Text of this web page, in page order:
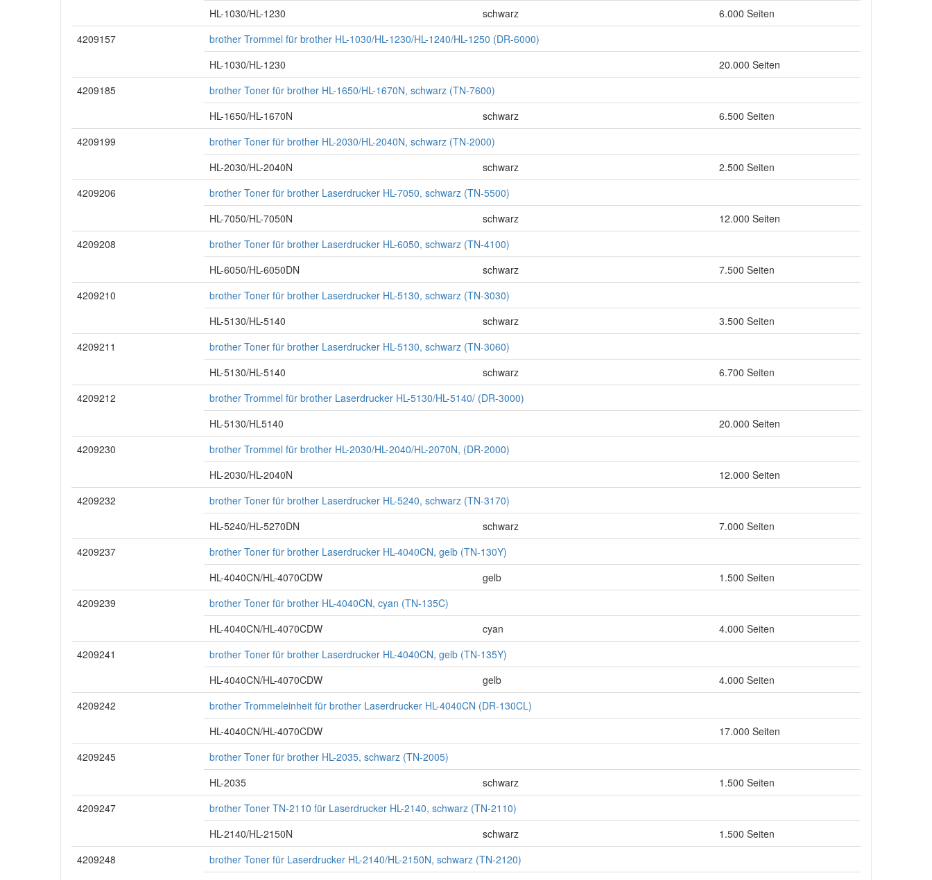
HL-1030/HL-1230
schwarz
6.000 Seiten
4209157
brother Trommel für brother HL-1030/HL-1230/HL-1240/HL-1250 (DR-6000)
HL-1030/HL-1230
20.000 Seiten
4209185
brother Toner für brother HL-1650/HL-1670N, schwarz (TN-7600)
HL-1650/HL-1670N
schwarz
6.500 Seiten
4209199
brother Toner für brother HL-2030/HL-2040N, schwarz (TN-2000)
HL-2030/HL-2040N
schwarz
2.500 Seiten
4209206
brother Toner für brother Laserdrucker HL-7050, schwarz (TN-5500)
HL-7050/HL-7050N
schwarz
12.000 Seiten
4209208
brother Toner für brother Laserdrucker HL-6050, schwarz (TN-4100)
HL-6050/HL-6050DN
schwarz
7.500 Seiten
4209210
brother Toner für brother Laserdrucker HL-5130, schwarz (TN-3030)
HL-5130/HL-5140
schwarz
3.500 Seiten
4209211
brother Toner für brother Laserdrucker HL-5130, schwarz (TN-3060)
HL-5130/HL-5140
schwarz
6.700 Seiten
4209212
brother Trommel für brother Laserdrucker HL-5130/HL-5140/ (DR-3000)
HL-5130/HL5140
20.000 Seiten
4209230
brother Trommel für brother HL-2030/HL-2040/HL-2070N, (DR-2000)
HL-2030/HL-2040N
12.000 Seiten
4209232
brother Toner für brother Laserdrucker HL-5240, schwarz (TN-3170)
HL-5240/HL-5270DN
schwarz
7.000 Seiten
4209237
brother Toner für brother Laserdrucker HL-4040CN, gelb (TN-130Y)
HL-4040CN/HL-4070CDW
gelb
1.500 Seiten
4209239
brother Toner für brother HL-4040CN, cyan (TN-135C)
HL-4040CN/HL-4070CDW
cyan
4.000 Seiten
4209241
brother Toner für brother Laserdrucker HL-4040CN, gelb (TN-135Y)
HL-4040CN/HL-4070CDW
gelb
4.000 Seiten
4209242
brother Trommeleinheit für brother Laserdrucker HL-4040CN (DR-130CL)
HL-4040CN/HL-4070CDW
17.000 Seiten
4209245
brother Toner für brother HL-2035, schwarz (TN-2005)
HL-2035
schwarz
1.500 Seiten
4209247
brother Toner TN-2110 für Laserdrucker HL-2140, schwarz (TN-2110)
HL-2140/HL-2150N
schwarz
1.500 Seiten
4209248
brother Toner für Laserdrucker HL-2140/HL-2150N, schwarz (TN-2120)